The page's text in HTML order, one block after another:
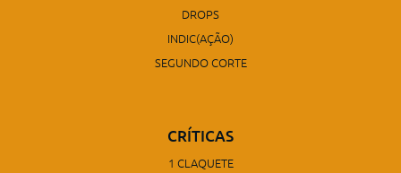
DROPS
INDIC(AÇÃO)
SEGUNDO CORTE
CRÍTICAS
1 CLAQUETE